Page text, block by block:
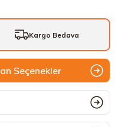
Kargo Bedava
Seçenekler